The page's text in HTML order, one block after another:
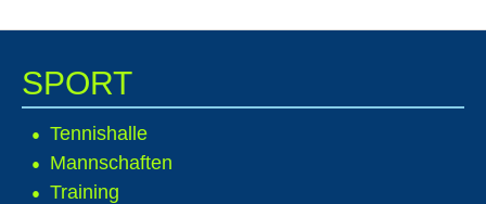
SPORT
Tennishalle
Mannschaften
Training